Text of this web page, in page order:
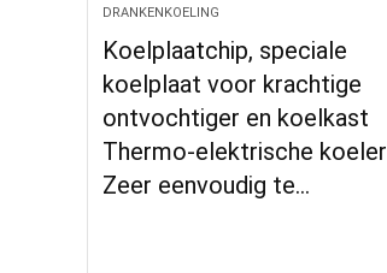
DRANKENKOELING
Koelplaatchip, speciale
koelplaat voor krachtige
ontvochtiger en koelkast
Thermo-elektrische koeler
Zeer eenvoudig te…